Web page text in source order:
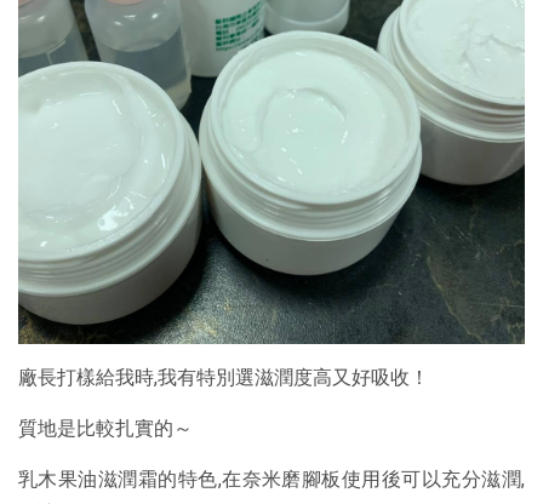
廠長打樣給我時,我有特別選滋潤度高又好吸收！
質地是比較扎實的～
乳木果油滋潤霜的特色,在奈米磨腳板使用後可以充分滋潤,